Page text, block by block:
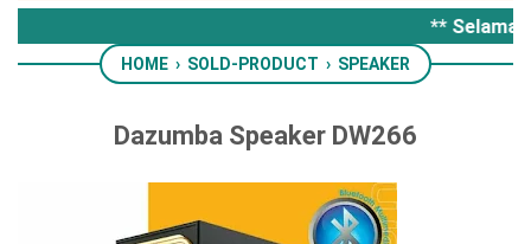
** Selamat
HOME › SOLD-PRODUCT › SPEAKER
Dazumba Speaker DW266